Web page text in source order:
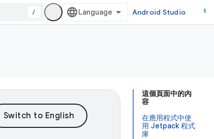
/ Android Studio
這個頁面中的內
容
在應用程式中使
用 Jetpack 程式
庫